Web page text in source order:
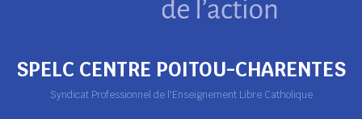
SPELC CENTRE POITOU-CHARENTES
Syndicat Professionnel de l'Enseignement Libre Catholique